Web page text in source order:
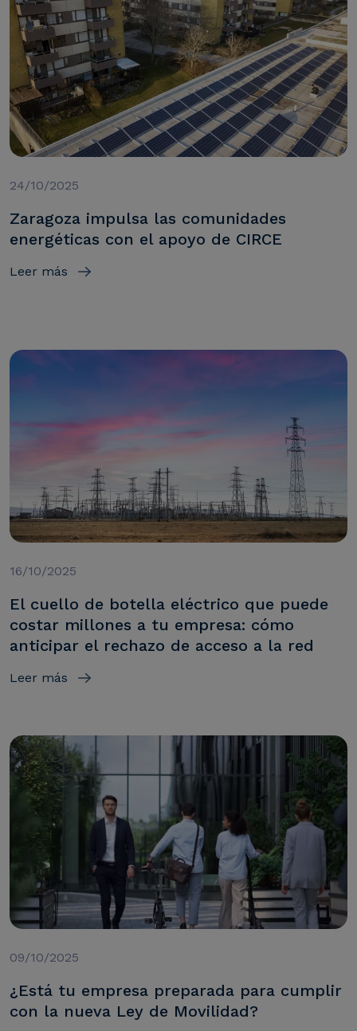
24/10/2025
Zaragoza impulsa las comunidades
energéticas con el apoyo de CIRCE
Leer más
16/10/2025
El cuello de botella eléctrico que puede
costar millones a tu empresa: cómo
anticipar el rechazo de acceso a la red
Leer más
09/10/2025
¿Está tu empresa preparada para cumplir
con la nueva Ley de Movilidad?